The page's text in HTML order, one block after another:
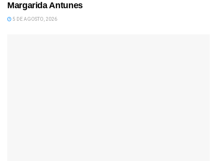
Margarida Antunes
5 DE AGOSTO, 2026